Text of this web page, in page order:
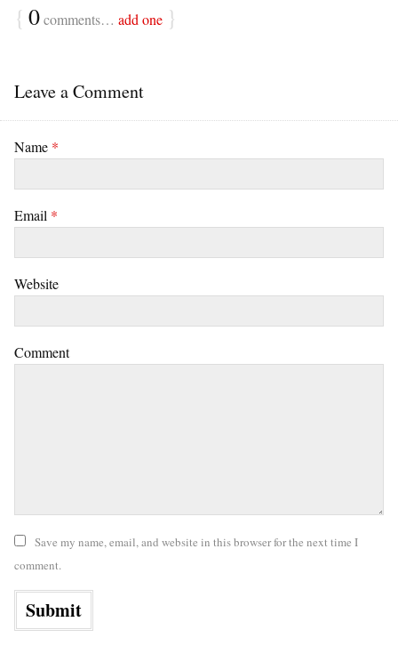
{ 0comments… add one }
Leave a Comment
Name *
Email *
Website
Comment
Save my name, email, and website in this browser for the next time I
comment.